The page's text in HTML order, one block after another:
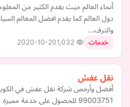
أنحاء العالم حيث يقدم الكثير من
دول العالم كما يقدم افضل المعالم
والترف…
خدمات 2020-10-20
نقل عفش
أفضل وأرخص شركة نقل عفش في
99003751 للحصول على خدمة مميزة